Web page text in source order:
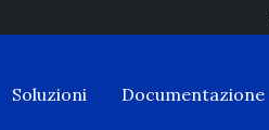
Soluzioni Documentazione